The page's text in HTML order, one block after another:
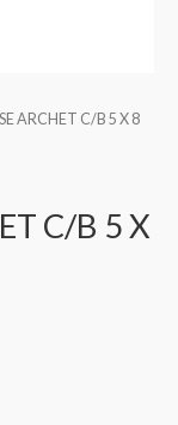
ARCHET C/B 5 X 8
C/B 5 X